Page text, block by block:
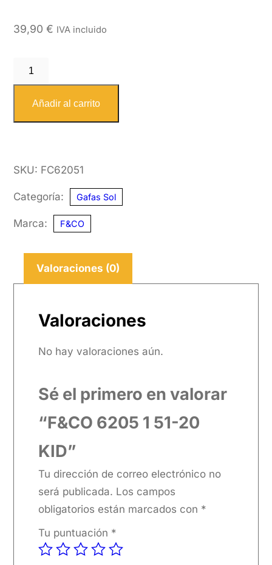
39,90€ IVA incluido
F&CO
6205
51-
cantidad
Añadir al carrito
SKU: FC62051
Categoría: Gafas Sol
Marca: F&CO
Valoraciones (0)
Valoraciones
No hay valoraciones aún.
Sé el primero en valorar
“F&CO 6205 1 51-20
KID”
Tu dirección de correo electrónico no
será publicada. Los campos
obligatorios están marcados con *
Tu puntuación *